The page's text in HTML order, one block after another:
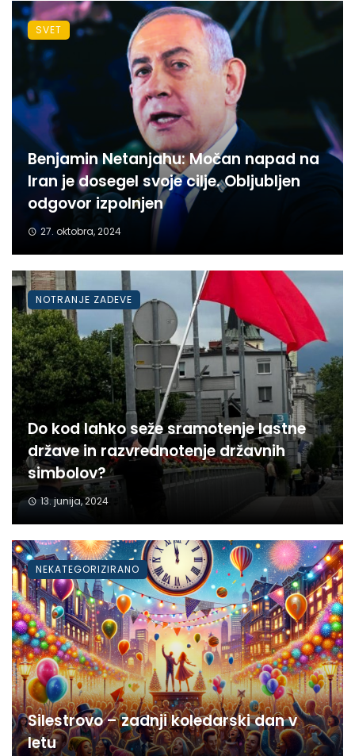
Benjamin Netanjahu: Močan napad na
Iran je dosegel svoje cilje. Obljubljen
odgovor izpolnjen
27. oktobra, 2024
SVET
Do kod lahko seže sramotenje lastne
države in razvrednotenje državnih
simbolov?
13. junija, 2024
NOTRANJE ZADEVE
Silestrovo – zadnji koledarski dan v
letu
NEKATEGORIZIRANO